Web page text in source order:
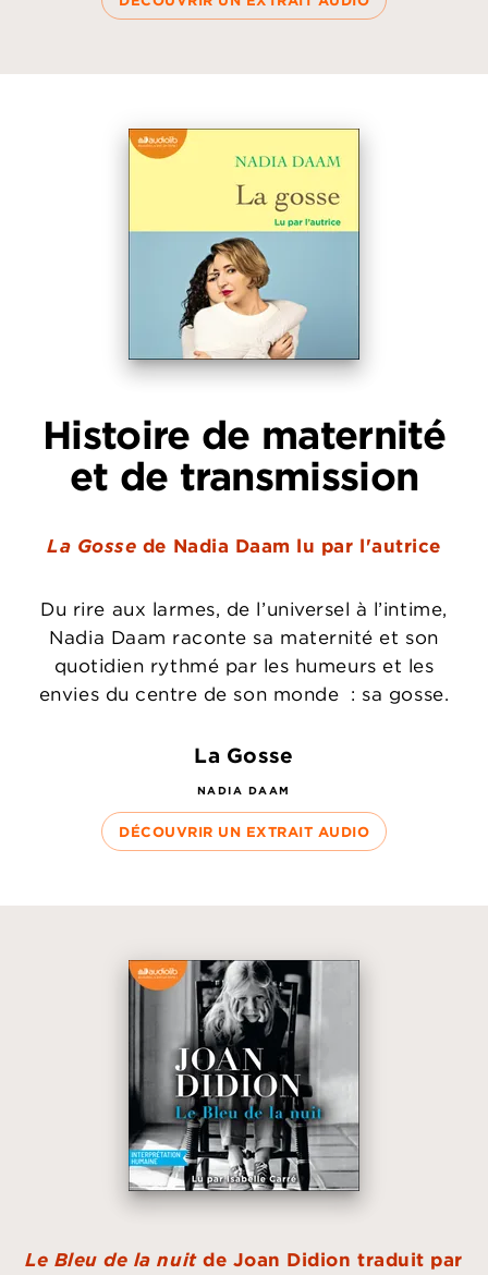
Histoire de maternité
et de transmission
La Gosse de Nadia Daam lu par l'autrice
Du rire aux larmes, de l’universel à l’intime,
Nadia Daam raconte sa maternité et son
quotidien rythmé par les humeurs et les
envies du centre de son monde : sa gosse.
La Gosse
NADIA DAAM
DÉCOUVRIR UN EXTRAIT AUDIO
Le Bleu de la nuitde Joan Didion traduit par